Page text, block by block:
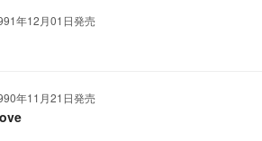
年12月01日発売
年11月21日発売